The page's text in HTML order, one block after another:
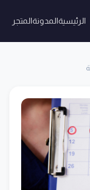
الرئيسيةالمدونةالمتجر